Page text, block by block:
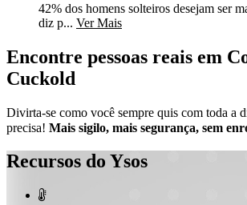
42% dos homens solteiros desejam ser
diz p... Ver Mais
Encontre pessoas reais em
Cuckold
Divirta-se como você sempre quis com toda a
precisa! Mais sigilo, mais segurança, sem
Recursos do Ysos
